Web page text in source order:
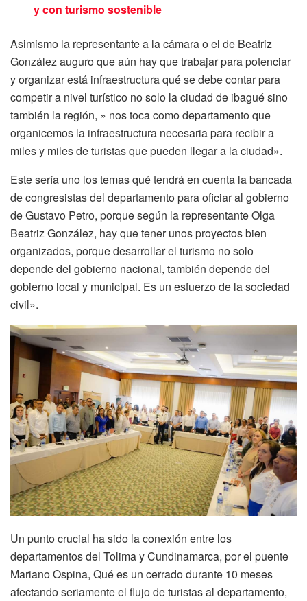
y con turismo sostenible
Asimismo la representante a la cámara o el de Beatriz
González auguro que aún hay que trabajar para potenciar
y organizar está infraestructura qué se debe contar para
competir a nivel turístico no solo la ciudad de ibagué sino
también la región, » nos toca como departamento que
organicemos la infraestructura necesaria para recibir a
miles y miles de turistas que pueden llegar a la ciudad».
Este sería uno los temas qué tendrá en cuenta la bancada
de congresistas del departamento para oficiar al gobierno
de Gustavo Petro, porque según la representante Olga
Beatriz González, hay que tener unos proyectos bien
organizados, porque desarrollar el turismo no solo
depende del gobierno nacional, también depende del
gobierno local y municipal. Es un esfuerzo de la sociedad
civil».
Un punto crucial ha sido la conexión entre los
departamentos del Tolima y Cundinamarca, por el puente
Mariano Ospina, Qué es un cerrado durante 10 meses
afectando seriamente el flujo de turistas al departamento,